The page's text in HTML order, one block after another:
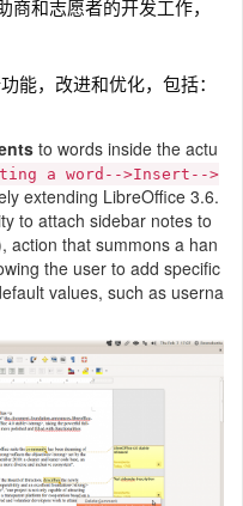
和志愿者的开发工作，
能，改进和优化，包括：
to words inside the actu
a word-->Insert-->
extending LibreOffice 3.6.
to attach sidebar notes to
action that summons a han
the user to add specific
values, such as userna